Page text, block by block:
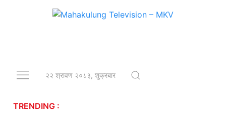
२२ श्रावण २०८३, शुक्रबार
TRENDING :